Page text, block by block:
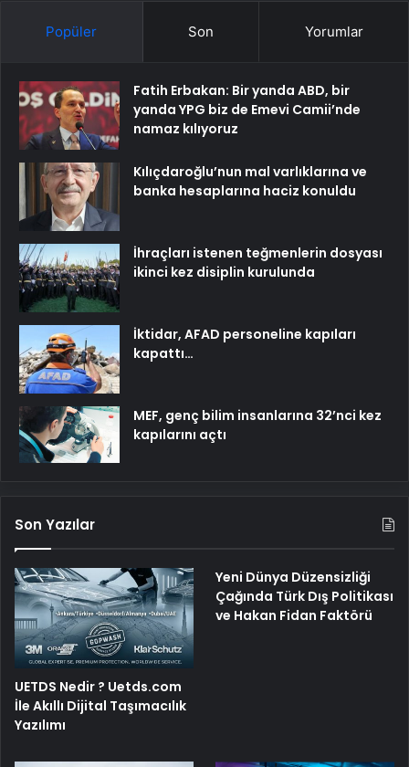
Popüler Son Yorumlar
Fatih Erbakan: Bir yanda ABD, bir
yanda YPG biz de Emevi Camii’nde
namaz kılıyoruz
Kılıçdaroğlu’nun mal varlıklarına ve
banka hesaplarına haciz konuldu
İhraçları istenen teğmenlerin dosyası
ikinci kez disiplin kurulunda
İktidar, AFAD personeline kapıları
kapattı…
MEF, genç bilim insanlarına 32’nci kez
kapılarını açtı
Son Yazılar
UETDS Nedir ? Uetds.com
İle Akıllı Dijital Taşımacılık
Yazılımı
Yeni Dünya Düzensizliği
Çağında Türk Dış Politikası
ve Hakan Fidan Faktörü